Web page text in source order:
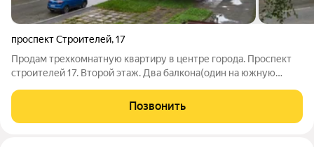
проспект Строителей,17
Продам трехкомнатную квартиру в центре города. Проспект
строителей 17. Второй этаж. Два балкона(один на южную
района. Все в шаговой доступности. Окна пластиковые. Стояки
отопления и водовводы
Позвонить